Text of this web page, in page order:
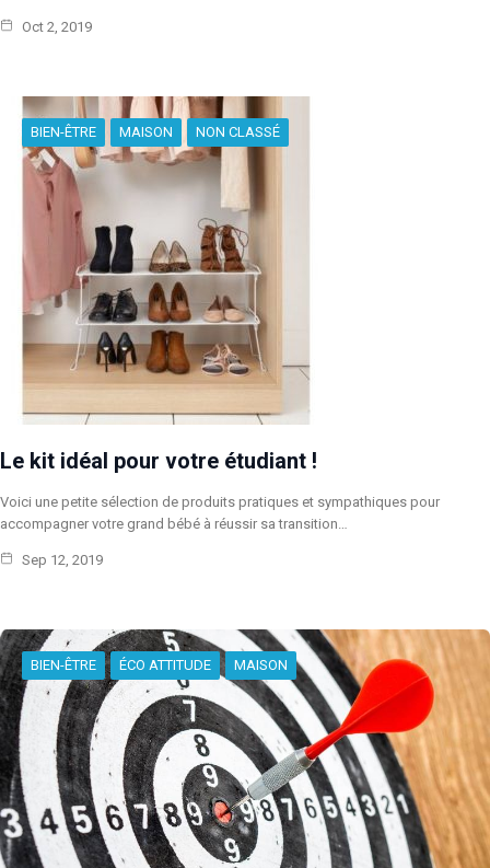
Oct 2, 2019
BIEN-ÊTRE MAISON NON CLASSÉ
Le kit idéal pour votre étudiant !
Voici une petite sélection de produits pratiques et sympathiques pour
accompagner votre grand bébé à réussir sa transition…
Sep 12, 2019
BIEN-ÊTRE ÉCO ATTITUDE MAISON